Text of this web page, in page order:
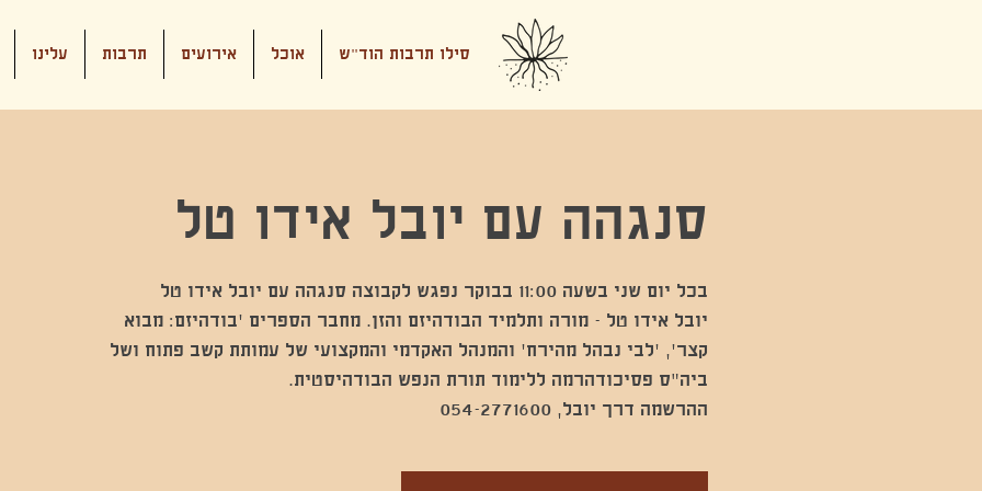
סילו תרבות הוד"ש אוכל אירועים תרבות עלינו
סנגהה עם יובל אידו טל
יובל אידו טל - מורה ותלמיד הבודהיזם והזן. מחבר הספרים ׳בודהיזם: מבוא
קצר׳, ׳לבי נבהל מהירח׳ והמנהל האקדמי והמקצועי של עמותת קשב פתוח ושל
ההרשמה דרך יובל, 054-2771600